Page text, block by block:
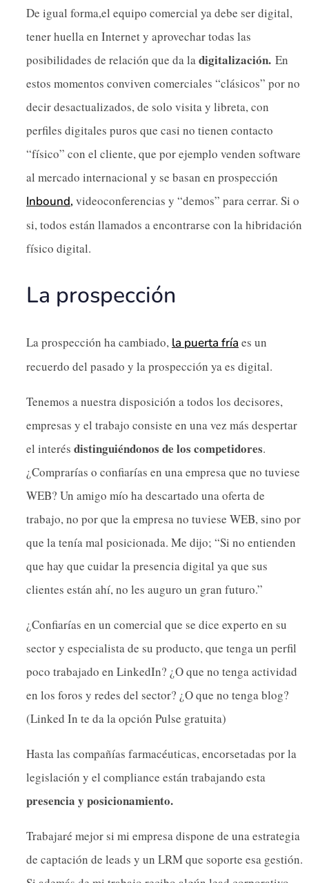
De igual forma,el equipo comercial ya debe ser digital,
tener huella en Internet y aprovechar todas las
posibilidades de relación que da ladigitalización. En
estos momentos conviven comerciales “clásicos” por no
decir desactualizados, de solo visita y libreta, con
perfiles digitales puros que casi no tienen contacto
“físico” con el cliente, que por ejemplo venden software
al mercado internacional y se basan en prospección
Inbound, videoconferencias y “demos” para cerrar. Si o
si, todos están llamados a encontrarse con la hibridación
físico digital.
La prospección
La prospección ha cambiado, la puerta fría es un
recuerdo del pasado y la prospección ya es digital.
Tenemos a nuestra disposición a todos los decisores,
empresas y el trabajo consiste en una vez más despertar
el interés distinguiéndonos de los competidores.
¿Comprarías o confiarías en una empresa que no tuviese
WEB? Un amigo mío ha descartado una oferta de
trabajo, no por que la empresa no tuviese WEB, sino por
que la tenía mal posicionada. Me dijo; “Si no entienden
que hay que cuidar la presencia digital ya que sus
clientes están ahí, no les auguro un gran futuro.”
¿Confiarías en un comercial que se dice experto en su
sector y especialista de su producto, que tenga un perfil
poco trabajado en LinkedIn? ¿O que no tenga actividad
en los foros y redes del sector? ¿O que no tenga blog?
(Linked In te da la opción Pulse gratuita)
Hasta las compañías farmacéuticas, encorsetadas por la
legislación y el compliance están trabajando esta
presencia y posicionamiento.
Trabajaré mejor si mi empresa dispone de una estrategia
de captación de leads y un LRM que soporte esa gestión.